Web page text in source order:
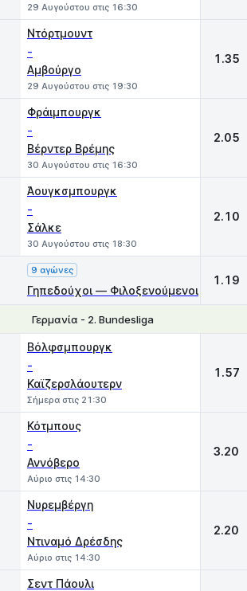
29 Αυγούστου στις 16:30
Ντόρτμουντ
-
Αμβούργο
29 Αυγούστου στις 19:30
1.35
Φράιμπουργκ
-
Βέρντερ Βρέμης
30 Αυγούστου στις 16:30
2.05
Άουγκσμπουργκ
-
Σάλκε
30 Αυγούστου στις 18:30
2.10
9 αγώνες
Γηπεδούχοι — Φιλοξενούμενοι
1.19
Γερμανία - 2. Bundesliga
Βόλφσμπουργκ
-
Καϊζερσλάουτερν
Σήμερα στις 21:30
1.57
Κότμπους
-
Αννόβερο
Αύριο στις 14:30
3.20
Νυρεμβέργη
-
Ντιναμό Δρέσδης
Αύριο στις 14:30
2.20
Σεντ Πάουλι